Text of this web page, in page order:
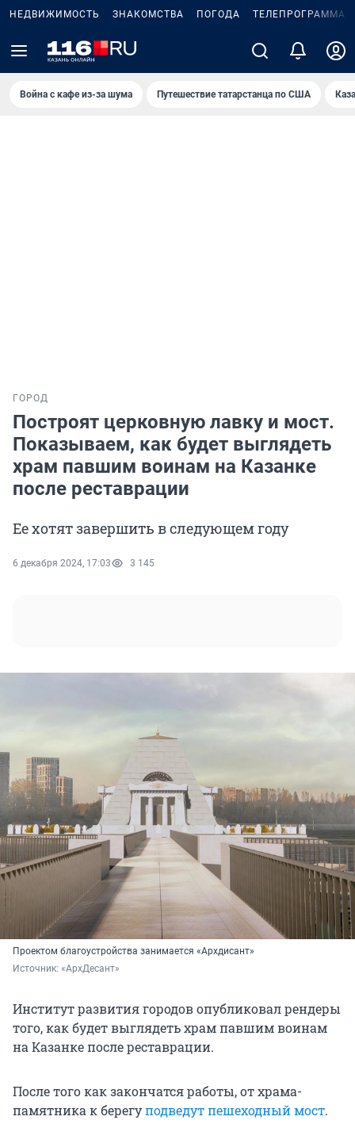
НЕДВИЖИМОСТЬ ЗНАКОМСТВА ПОГОДА ТЕЛЕПРОГРАММА
Война с кафе из-за шума Путешествие татарстанца по США
ГОРОД
Построят церковную лавку и мост.
Показываем, как будет выглядеть
храм павшим воинам на Казанке
после реставрации
Ее хотят завершить в следующем году
6 декабря 2024, 17:03 3 145
Проектом благоустройства занимается «Архдисант»
Источник: «АрхДесант»
Институт развития городов опубликовал рендеры
того, как будет выглядеть храм павшим воинам
на Казанке после реставрации.
После того как закончатся работы, от храма-
памятника к берегуподведут пешеходный мост.